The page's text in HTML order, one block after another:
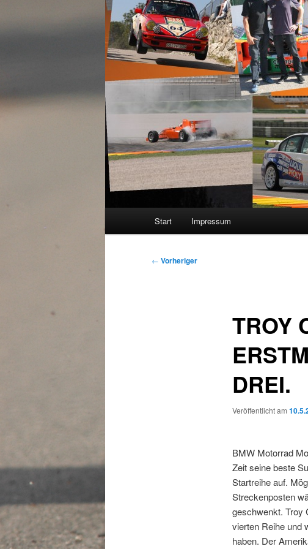
Start Impressum
Beitragsnavigation
← Vorheriger
TROY
DREI.
Veröffentlicht am
BMW Motorrad
Zeit seine beste
Startreihe auf.
Streckenposten
geschwenkt. Troy
vierten Reihe und
haben. Der